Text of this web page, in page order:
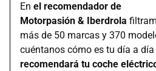
En el recomendador de
Motorpasión & Iberdrola
más de 50 marcas y 370
cuéntanos cómo es tu día a
recomendará tu coche